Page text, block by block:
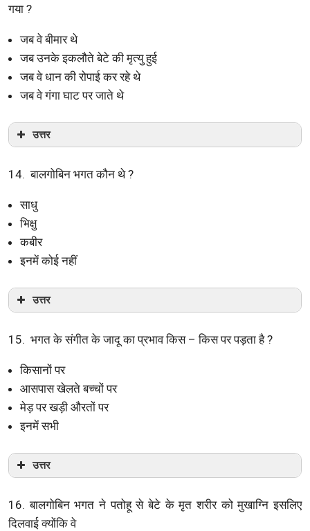
गया ?
जब वे बीमार थे
जब उनके इकलौते बेटे की मृत्यु हुई
जब वे धान की रोपाई कर रहे थे
जब वे गंगा घाट पर जाते थे
उत्तर
14. बालगोबिन भगत कौन थे ?
साधु
भिक्षु
कबीर
इनमें कोई नहीं
उत्तर
15. भगत के संगीत के जादू का प्रभाव किस – किस पर पड़ता है ?
किसानों पर
आसपास खेलते बच्चों पर
मेड़ पर खड़ी औरतों पर
इनमें सभी
उत्तर
16. बालगोबिन भगत ने पतोहू से बेटे के मृत शरीर को मुखाग्नि इसलिए
दिलवाई क्योंकि वे